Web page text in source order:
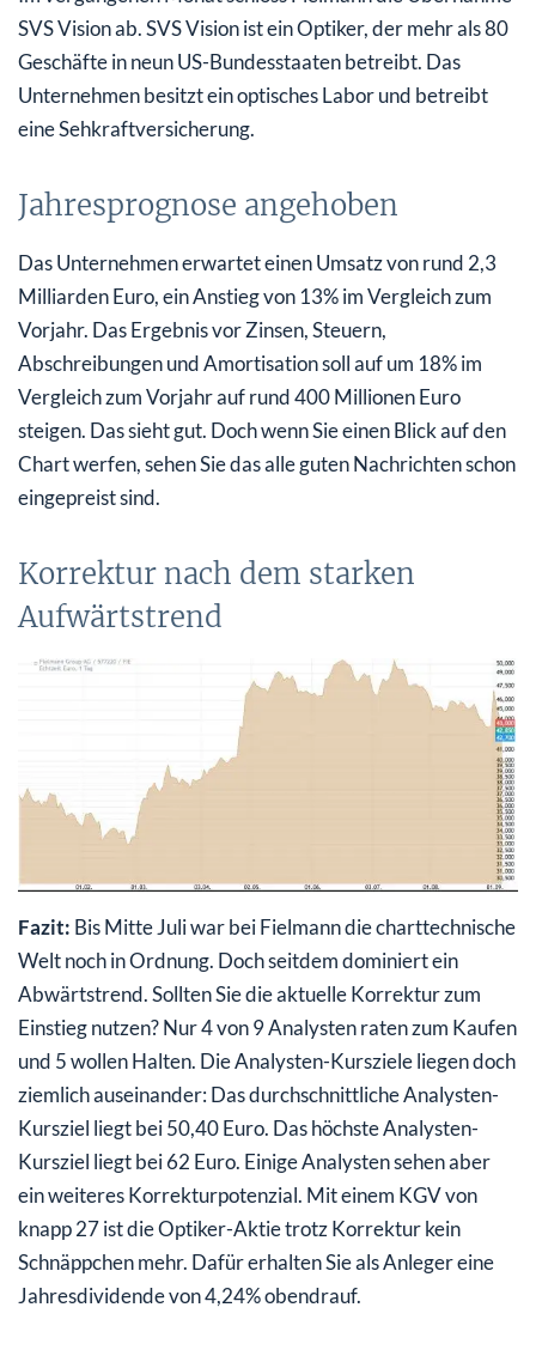
SVS Vision ab. SVS Vision ist ein Optiker, der mehr als 80
Geschäfte in neun US-Bundesstaaten betreibt. Das
Unternehmen besitzt ein optisches Labor und betreibt
eine Sehkraftversicherung.
Jahresprognose angehoben
Das Unternehmen erwartet einen Umsatz von rund 2,3
Milliarden Euro, ein Anstieg von 13% im Vergleich zum
Vorjahr. Das Ergebnis vor Zinsen, Steuern,
Abschreibungen und Amortisation soll auf um 18% im
Vergleich zum Vorjahr auf rund 400 Millionen Euro
steigen. Das sieht gut. Doch wenn Sie einen Blick auf den
Chart werfen, sehen Sie das alle guten Nachrichten schon
eingepreist sind.
Korrektur nach dem starken
Aufwärtstrend
Fazit: Bis Mitte Juli war bei Fielmann die charttechnische
Welt noch in Ordnung. Doch seitdem dominiert ein
Abwärtstrend. Sollten Sie die aktuelle Korrektur zum
Einstieg nutzen? Nur 4 von 9 Analysten raten zum Kaufen
und 5 wollen Halten. Die Analysten-Kursziele liegen doch
ziemlich auseinander: Das durchschnittliche Analysten-
Kursziel liegt bei 50,40 Euro. Das höchste Analysten-
Kursziel liegt bei 62 Euro. Einige Analysten sehen aber
ein weiteres Korrekturpotenzial. Mit einem KGV von
knapp 27 ist die Optiker-Aktie trotz Korrektur kein
Schnäppchen mehr. Dafür erhalten Sie als Anleger eine
Jahresdividende von 4,24% obendrauf.